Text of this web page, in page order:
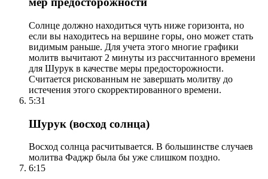
Солнце должно находиться чуть ниже горизонта, но
если вы находитесь на вершине горы, оно может стать
видимым раньше. Для учета этого многие графики
молитв вычитают 2 минуты из рассчитанного времени
для Шурук в качестве меры предосторожности.
Считается рискованным не завершать молитву до
истечения этого скорректированного времени.
5:31
Шурук (восход солнца)
Восход солнца расчитывается. В большинстве случаев
молитва Фаджр была бы уже слишком поздно.
6:15